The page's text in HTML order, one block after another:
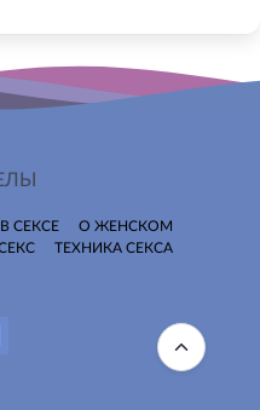
СЕКСЕ
О ЖЕНСКОМ
ТЕХНИКА СЕКСА